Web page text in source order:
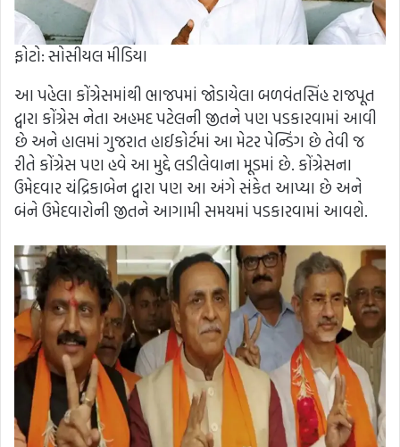
ફોટો: સોસીયલ મીડિયા
આ પહેલા કોંગ્રેસમાંથી ભાજપમાં જોડાયેલા બળવંતસિંહ રાજપૂત
દ્વારા કોંગ્રેસ નેતા અહમદ પટેલની જીતને પણ પડકારવામાં આવી
છે અને હાલમાં ગુજરાત હાઈકોર્ટમાં આ મેટર પેન્ડિંગ છે તેવી જ
રીતે કોંગ્રેસ પણ હવે આ મુદ્દે લડીલેવાના મૂડમાં છે. કોંગ્રેસના
ઉમેદવાર ચંદ્રિકાબેન દ્વારા પણ આ અંગે સંકેત આપ્યા છે અને
બંને ઉમેદવારોની જીતને આગામી સમયમાં પડકારવામાં આવશે.